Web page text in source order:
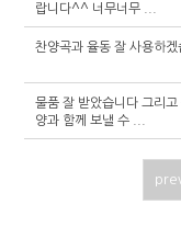
랍니다^^ 너무너무 ...
찬양곡과 율동 잘 사용하
물품 잘 받았습니다 그리
양과 함께 보낼 수 ...